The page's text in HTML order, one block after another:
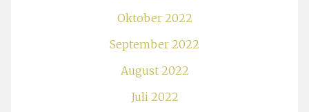
Oktober 2022
September 2022
August 2022
Juli 2022